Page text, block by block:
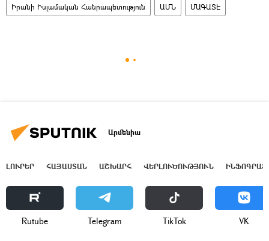
Իրանի Իսլամական Հանրապետություն ԱՄՆ ՄԱԳԱՏԷ
Արմենիա
ԼՈՒՐԵՐ ՀԱՅԱՍՏԱՆ ԱՇԽԱՐՀ ՎԵՐԼՈՒԾՈՒԹՅՈՒՆ
Rutube Telegram ТikТоk VK